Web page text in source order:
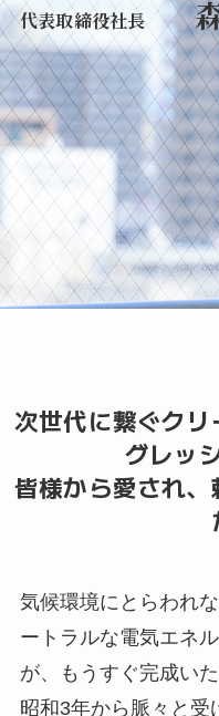
代表取締役社長
次世代に繋ぐク
グレッ
皆様から愛され
気候環境にとらわれ
ートラルな電気エネ
が、もうすぐ完成いた
昭和3年から脈々と受